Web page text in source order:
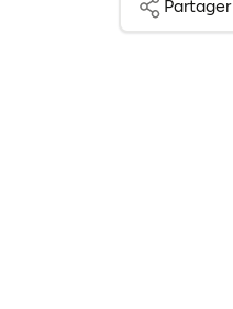
Partager